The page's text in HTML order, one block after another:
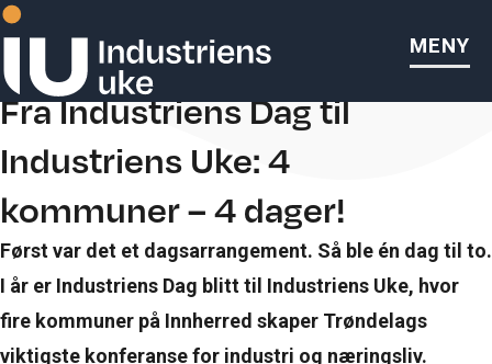
MENY
Fra Industriens Dag til
Industriens Uke: 4
kommuner – 4 dager!
Først var det et dagsarrangement. Så ble én dag til to.
I år er Industriens Dag blitt til Industriens Uke, hvor
fire kommuner på Innherred skaper Trøndelags
viktigste konferanse for industri og næringsliv.